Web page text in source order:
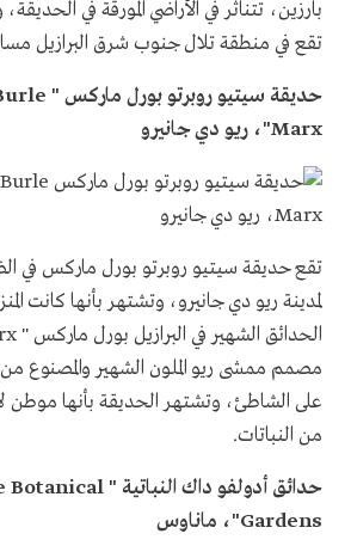
بارزين، تتناثر في الأراضي المورقة في الحديقة،
تقع في منطقة تلال جنوب شرق البرازيل مساحة 500 ألف فدان.
حديقة سيتيو روبرتو بورل ماركس "Burle
Marx"، ريو دي جانيرو
تقع حديقة سيتيو روبرتو بورل ماركس في
لمدينة ريو دي جانيرو، وتشتهر بأنها كانت
الحدائق الشهير في البرازيل بورل ماركس "
مصمم ممشى ريو الملون الشهير والمصنوع من
من النباتات.
حدائق أدولفو داك النباتية "Botanical
Gardens"، ماناوس